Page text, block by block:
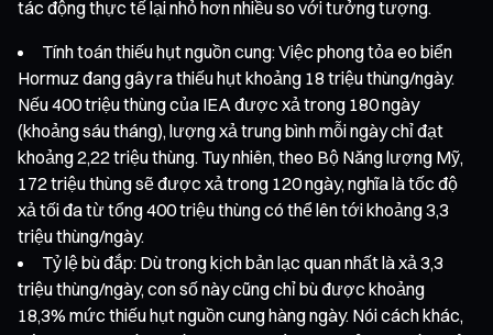
tác động thực tế lại nhỏ hơn nhiều so với tưởng tượng.
Tính toán thiếu hụt nguồn cung: Việc phong tỏa eo biển
Hormuz đang gây ra thiếu hụt khoảng 18 triệu thùng/ngày.
Nếu 400 triệu thùng của IEA được xả trong 180 ngày
(khoảng sáu tháng), lượng xả trung bình mỗi ngày chỉ đạt
khoảng 2,22 triệu thùng. Tuy nhiên, theo Bộ Năng lượng Mỹ,
172 triệu thùng sẽ được xả trong 120 ngày, nghĩa là tốc độ
xả tối đa từ tổng 400 triệu thùng có thể lên tới khoảng 3,3
triệu thùng/ngày.
Tỷ lệ bù đắp: Dù trong kịch bản lạc quan nhất là xả 3,3
triệu thùng/ngày, con số này cũng chỉ bù được khoảng
18,3% mức thiếu hụt nguồn cung hàng ngày. Nói cách khác,